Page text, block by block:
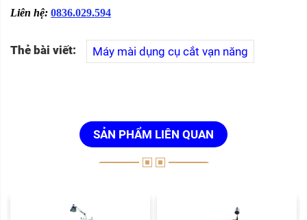
Liên hệ: 0836.029.594
Thẻ bài viết: Máy mài dụng cụ cắt vạn năng
SẢN PHẨM LIÊN QUAN